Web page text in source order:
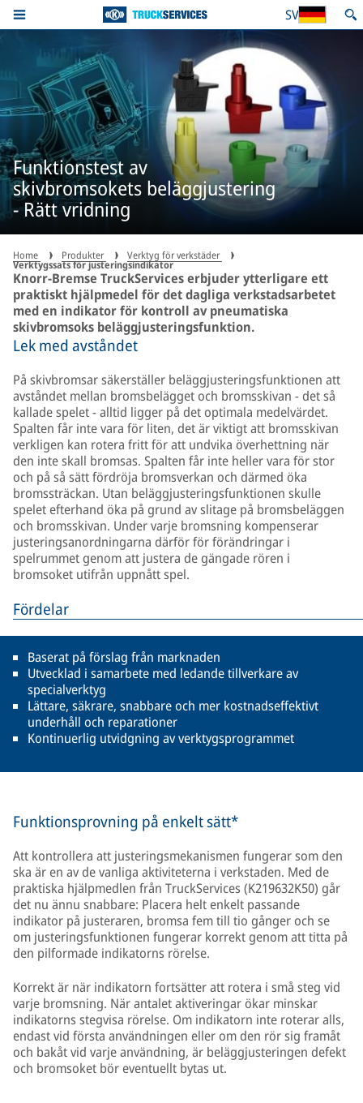
SV
Funktionstest av
skivbromsokets beläggjustering
- Rätt vridning
Home Produkter Verktyg för verkstäder
Verktygssats för justeringsindikator
Knorr-Bremse TruckServices erbjuder ytterligare ett
praktiskt hjälpmedel för det dagliga verkstadsarbetet
med en indikator för kontroll av pneumatiska
skivbromsoks beläggjusteringsfunktion.
Lek med avståndet
På skivbromsar säkerställer beläggjusteringsfunktionen att
avståndet mellan bromsbelägget och bromsskivan - det så
kallade spelet - alltid ligger på det optimala medelvärdet.
Spalten får inte vara för liten, det är viktigt att bromsskivan
verkligen kan rotera fritt för att undvika överhettning när
den inte skall bromsas. Spalten får inte heller vara för stor
och på så sätt fördröja bromsverkan och därmed öka
bromssträckan. Utan beläggjusteringsfunktionen skulle
spelet efterhand öka på grund av slitage på bromsbeläggen
och bromsskivan. Under varje bromsning kompenserar
justeringsanordningarna därför för förändringar i
spelrummet genom att justera de gängade rören i
bromsoket utifrån uppnått spel.
Fördelar
Baserat på förslag från marknaden
Utvecklad i samarbete med ledande tillverkare av
specialverktyg
Lättare, säkrare, snabbare och mer kostnadseffektivt
underhåll och reparationer
Kontinuerlig utvidgning av verktygsprogrammet
Funktionsprovning på enkelt sätt*
Att kontrollera att justeringsmekanismen fungerar som den
ska är en av de vanliga aktiviteterna i verkstaden. Med de
praktiska hjälpmedlen från TruckServices (K219632K50) går
det nu ännu snabbare: Placera helt enkelt passande
indikator på justeraren, bromsa fem till tio gånger och se
om justeringsfunktionen fungerar korrekt genom att titta på
den pilformade indikatorns rörelse.
Korrekt är när indikatorn fortsätter att rotera i små steg vid
varje bromsning. När antalet aktiveringar ökar minskar
indikatorns stegvisa rörelse. Om indikatorn inte roterar alls,
endast vid första användningen eller om den rör sig framåt
och bakåt vid varje användning, är beläggjusteringen defekt
och bromsoket bör eventuellt bytas ut.